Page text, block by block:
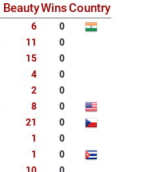
BeautyWinsCountry
6
0
11
0
15
0
4
0
2
0
8
0
21
0
1
0
1
0